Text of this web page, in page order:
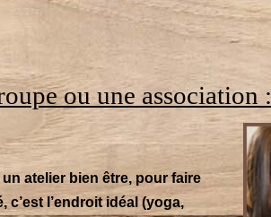
ou une association :
atelier bien être, pour faire
l’endroit idéal (yoga,